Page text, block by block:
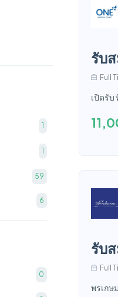
รับ
Full
เปิดรับ
รับ
Full
พรเกษ
1
1
59
6
0